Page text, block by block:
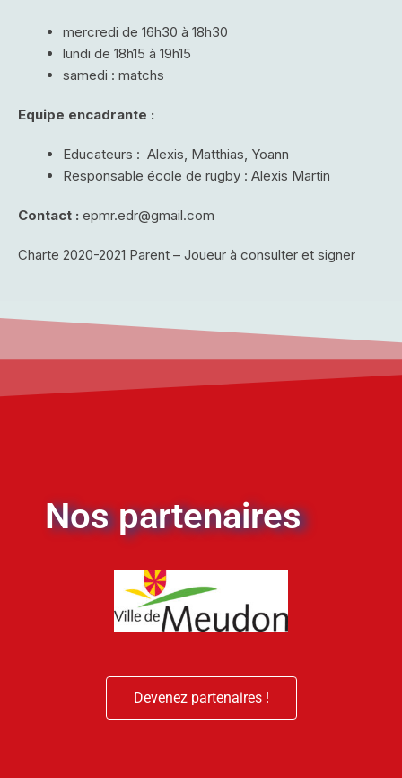
mercredi de 16h30 à 18h30
lundi de 18h15 à 19h15
samedi : matchs
Equipe encadrante :
Educateurs : Alexis, Matthias, Yoann
Responsable école de rugby : Alexis Martin
Contact : epmr.edr@gmail.com
Charte 2020-2021 Parent – Joueur à consulter et signer
Nos partenaires
Devenez partenaires !